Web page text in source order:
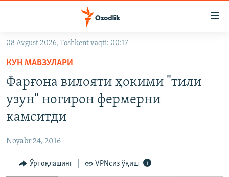
Асосий
навигацияга
ўтинг
Қидиришга
ўтинг
OZODARXIV
На русском
ИЖТИМОИЙ ТАРМОҚЛАР
08 Avgust 2026, Toshkent vaqti: 00:17
КУН МАВЗУЛАРИ
Фарғона вилояти ҳокими "тили
узун" ногирон фермерни
камситди
Noyabr 24, 2016
Ўртоқлашинг VPNсиз ўқиш